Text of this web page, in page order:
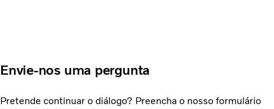
Envie-nos uma pergunta
Pretende continuar o diálogo? Preencha o nosso formulário